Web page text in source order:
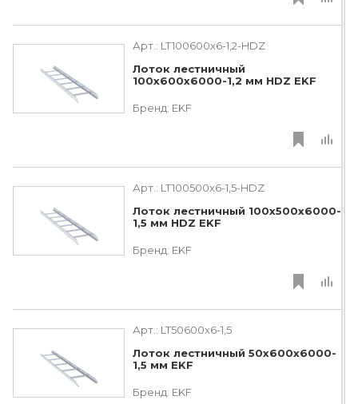
Арт.: LT100600x6-1,2-HDZ
Лоток лестничный
100х600х6000-1,2 мм HDZ EKF
Бренд: EKF
Арт.: LT100500x6-1,5-HDZ
Лоток лестничный 100х500х6000-
1,5 мм HDZ EKF
Бренд: EKF
Арт.: LT50600x6-1,5
Лоток лестничный 50х600х6000-
1,5 мм EKF
Бренд: EKF